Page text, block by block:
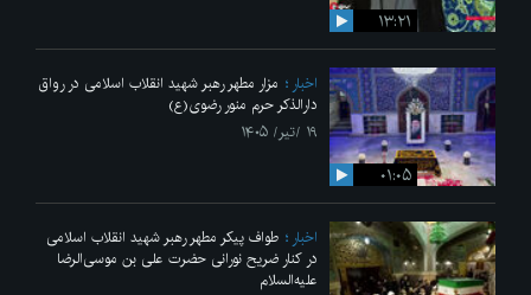
۱۳:۲۱
۰۱:۰۵
اخبار
مزار مطهر رهبر شهید انقلاب اسلامی در رواق
دارالذکر حرم منور رضوی(ع)
۱۹ /تیر/ ۱۴۰۵
اخبار
طواف پیکر مطهر رهبر شهید انقلاب اسلامی
در کنار ضریح نورانی حضرت علی‌ بن موسی‌الرضا
علیه‌السلام